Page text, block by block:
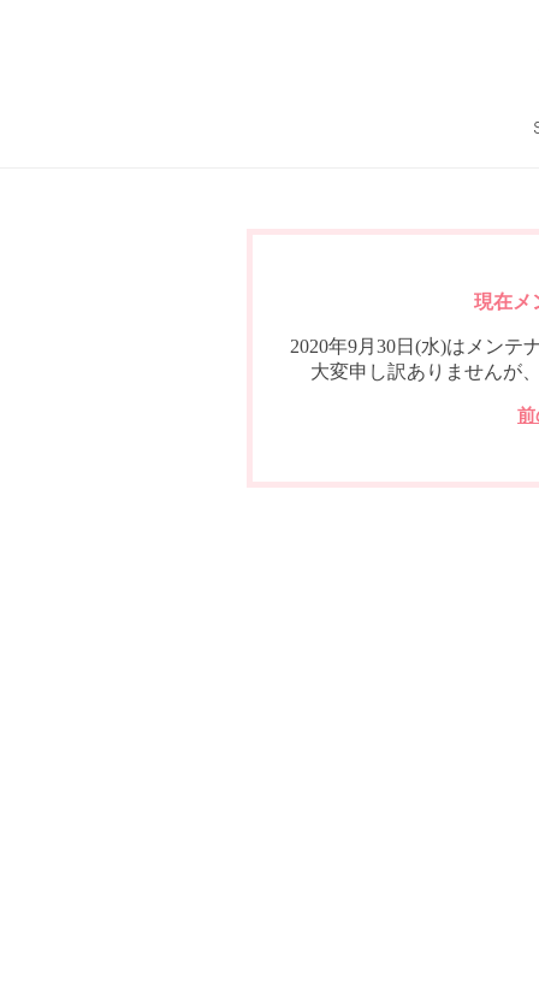
現在メ
2020年9月30日(水)はメンテ
大変申し訳ありませんが
前